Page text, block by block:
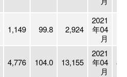
1,149 99.8 2,924
2021
年04
月
4,776 104.0 13,155
2021
年04
月